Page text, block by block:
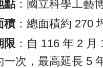
點：國立科學工藝
積：總面積約 270
限 ：自 116 年 2
一次，最高延長 5